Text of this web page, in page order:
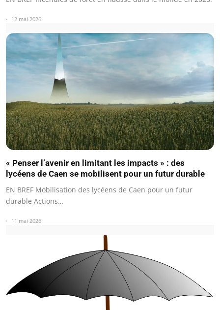
12 mai 2026
« Penser l’avenir en limitant les impacts » : des
lycéens de Caen se mobilisent pour un futur durable
EN BREF Mobilisation des lycéens de Caen pour un futur
durable Actions…
11 mai 2026